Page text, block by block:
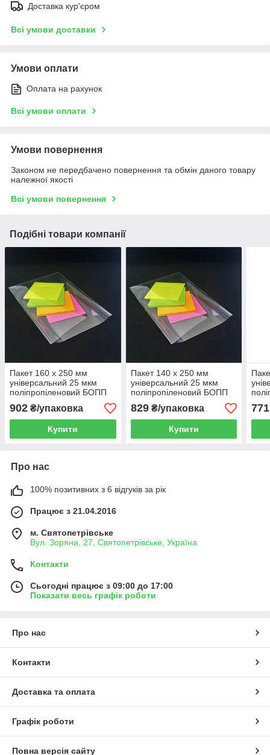
Доставка кур'єром
Всі умови доставки
Умови оплати
Оплата на рахунок
Всі умови оплати
Умови повернення
Законом не передбачено повернення та обмін даного товару
належної якості
Всі умови повернення
Подібні товари компанії
Пакет 160 x 250 мм
універсальний 25 мкм
поліпропіленовий БОПП
1000 шт
902 ₴/упаковка
Купити
Пакет 140 x 250 мм
універсальний 25 мкм
поліпропіленовий БОПП
1000 шт
829₴/упаковка
Купити
771
Про нас
100% позитивних з 6 відгуків за рік
Працює з 21.04.2016
м. Святопетрівське
Вул. Зоряна, 27, Святопетрівське, Україна
Контакти
Сьогодні працює з 09:00 до 17:00
Показати весь графік роботи
Про нас
Контакти
Доставка та оплата
Графік роботи
Повна версія сайту